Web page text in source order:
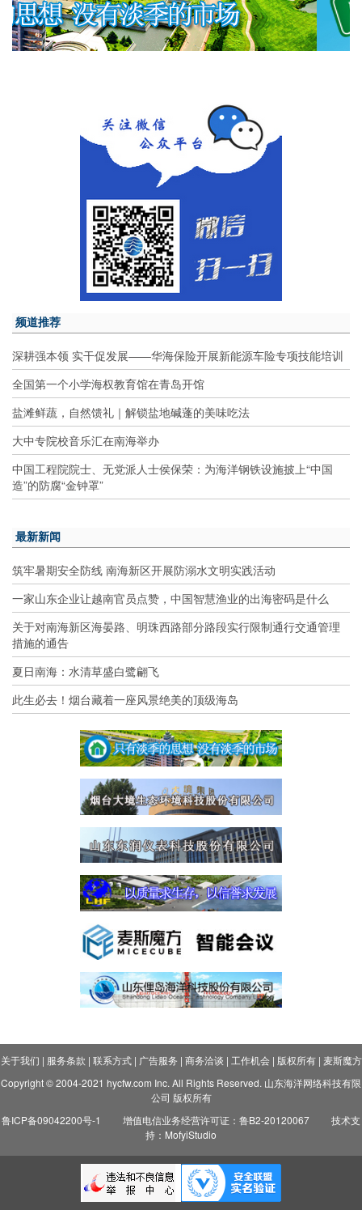
频道推荐
深耕强本领 实干促发展——华海保险开展新能源车险专项技能培训
全国第一个小学海权教育馆在青岛开馆
盐滩鲜蔬，自然馈礼｜解锁盐地碱蓬的美味吃法
大中专院校音乐汇在南海举办
中国工程院院士、无党派人士侯保荣：为海洋钢铁设施披上“中国
造”的防腐“金钟罩”
最新新闻
筑牢暑期安全防线 南海新区开展防溺水文明实践活动
一家山东企业让越南官员点赞，中国智慧渔业的出海密码是什么
关于对南海新区海晏路、明珠西路部分路段实行限制通行交通管理
措施的通告
夏日南海：水清草盛白鹭翩飞
此生必去！烟台藏着一座风景绝美的顶级海岛
关于我们 | 服务条款 | 联系方式| 广告服务 | 商务洽谈 | 工作机会| 版权所有| 麦斯魔方
Copyright © 2004-2021 hycfw.com Inc. All Rights Reserved. 山东海洋网络科技有限
公司 版权所有
鲁ICP备09042200号-1
增值电信业务经营许可证：鲁B2-20120067
技术支
持：MofyiStudio